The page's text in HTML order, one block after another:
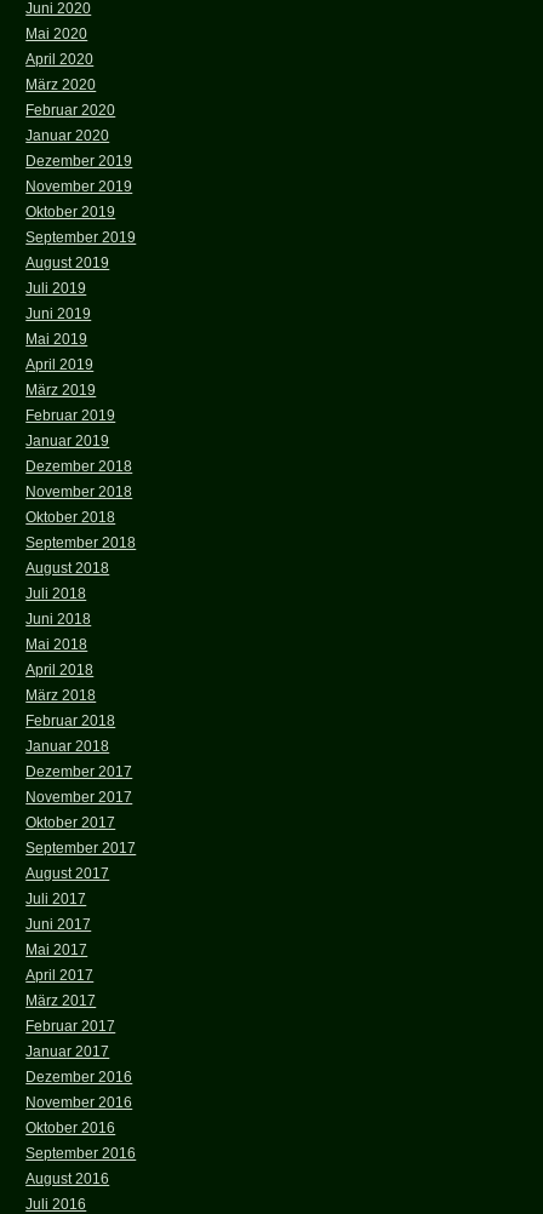
Juni 2020
Mai 2020
April 2020
März 2020
Februar 2020
Januar 2020
Dezember 2019
November 2019
Oktober 2019
September 2019
August 2019
Juli 2019
Juni 2019
Mai 2019
April 2019
März 2019
Februar 2019
Januar 2019
Dezember 2018
November 2018
Oktober 2018
September 2018
August 2018
Juli 2018
Juni 2018
Mai 2018
April 2018
März 2018
Februar 2018
Januar 2018
Dezember 2017
November 2017
Oktober 2017
September 2017
August 2017
Juli 2017
Juni 2017
Mai 2017
April 2017
März 2017
Februar 2017
Januar 2017
Dezember 2016
November 2016
Oktober 2016
September 2016
August 2016
Juli 2016